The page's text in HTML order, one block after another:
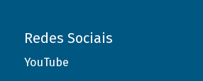
Redes Sociais
YouTube